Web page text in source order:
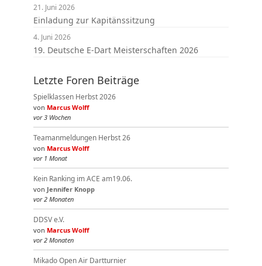
Einladung zur Kapitänssitzung
21. Juni 2026
19. Deutsche E-Dart Meisterschaften 2026
4. Juni 2026
Letzte Foren Beiträge
Spielklassen Herbst 2026
von Marcus Wolff
vor 3 Wochen
Teamanmeldungen Herbst 26
von Marcus Wolff
vor 1 Monat
Kein Ranking im ACE am19.06.
von Jennifer Knopp
vor 2 Monaten
DDSV e.V.
von Marcus Wolff
vor 2 Monaten
Mikado Open Air Dartturnier